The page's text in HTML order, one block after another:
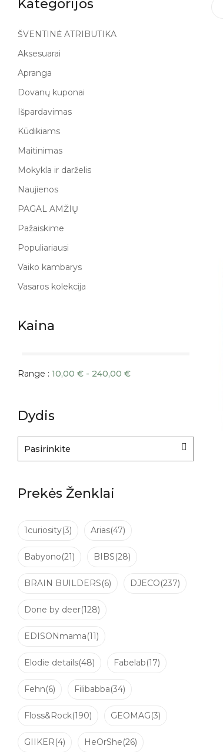
Kategorijos
ŠVENTINĖ ATRIBUTIKA
Aksesuarai
Apranga
Dovanų kuponai
Išpardavimas
Kūdikiams
Maitinimas
Mokykla ir darželis
Naujienos
PAGAL AMŽIŲ
Pažaiskime
Populiariausi
Vaiko kambarys
Vasaros kolekcija
Kaina
Range : 10,00 € - 240,00 €
Dydis
Pasirinkite
Prekės Ženklai
1curiosity(3) Arias(47)
Babyono(21) BIBS(28)
BRAIN BUILDERS(6) DJECO(237)
Done by deer(128)
EDISONmama(11)
Elodie details(48) Fabelab(17)
Fehn(6) Filibabba(34)
Floss&Rock(190) GEOMAG(3)
GIIKER(4) HeOrShe(26)